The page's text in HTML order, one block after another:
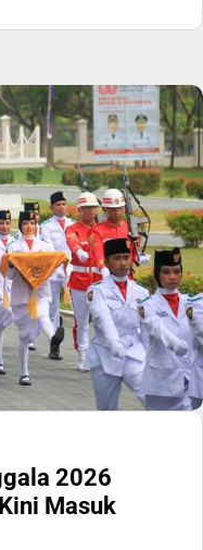
2026
Masuk